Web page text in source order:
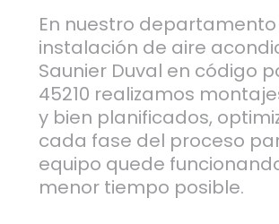
En nuestro
instalación de aire
Saunier Duval en código
45210 realizamos
y bien planificados,
cada fase del proceso
equipo quede
menor tiempo posible.